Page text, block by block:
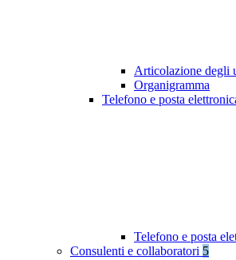
Articolazione degli
Organigramma
Telefono e posta
Telefono e posta
Consulenti e collaboratori 5